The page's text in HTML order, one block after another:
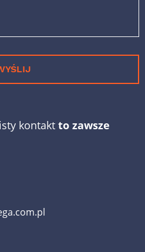
kontakt to zawsze